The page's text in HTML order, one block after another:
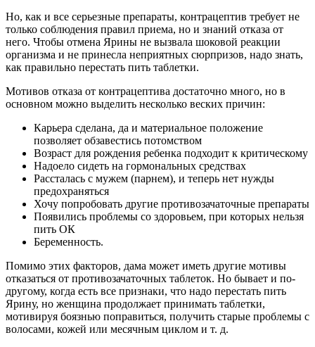
Но, как и все серьезные препараты, контрацептив требует не
только соблюдения правил приема, но и знаний отказа от
него. Чтобы отмена Ярины не вызвала шоковой реакции
организма и не принесла неприятных сюрпризов, надо знать,
как правильно перестать пить таблетки.
Мотивов отказа от контрацептива достаточно много, но в
основном можно выделить несколько веских причин:
Карьера сделана, да и материальное положение
позволяет обзавестись потомством
Возраст для рождения ребенка подходит к критическому
Надоело сидеть на гормональных средствах
Рассталась с мужем (парнем), и теперь нет нужды
предохраняться
Хочу попробовать другие противозачаточные препараты
Появились проблемы со здоровьем, при которых нельзя
пить ОК
Беременность.
Помимо этих факторов, дама может иметь другие мотивы
отказаться от противозачаточных таблеток. Но бывает и по-
другому, когда есть все признаки, что надо перестать пить
Ярину, но женщина продолжает принимать таблетки,
мотивируя боязнью поправиться, получить старые проблемы с
волосами, кожей или месячным циклом и т. д.